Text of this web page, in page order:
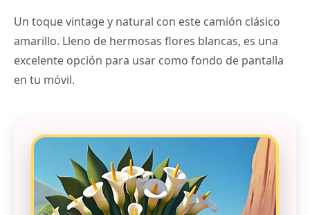
Un toque vintage y natural con este camión clásico
amarillo. Lleno de hermosas flores blancas, es una
excelente opción para usar como fondo de pantalla
en tu móvil.